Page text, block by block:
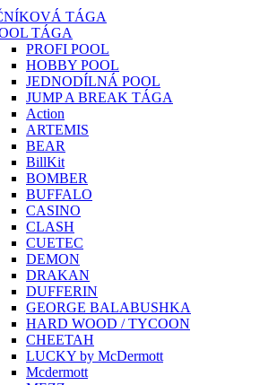
TÁGA
TÁGA
PROFI POOL
HOBBY POOL
JEDNODÍLNÁ POOL
JUMP A BREAK TÁGA
Action
ARTEMIS
BEAR
BillKit
BOMBER
BUFFALO
CASINO
CLASH
CUETEC
DEMON
DRAKAN
DUFFERIN
GEORGE BALABUSHKA
HARD WOOD / TYCOON
CHEETAH
LUCKY by McDermott
Mcdermott